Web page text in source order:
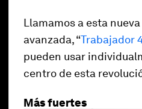
Llamamos a esta
avanzada, “Trabajador
pueden usar
centro de esta
Más fuertes